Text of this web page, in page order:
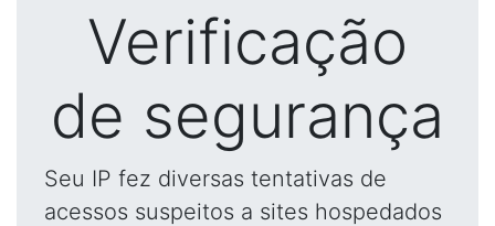
Verificação
de segurança
Seu IP fez diversas tentativas de
acessos suspeitos a sites hospedados